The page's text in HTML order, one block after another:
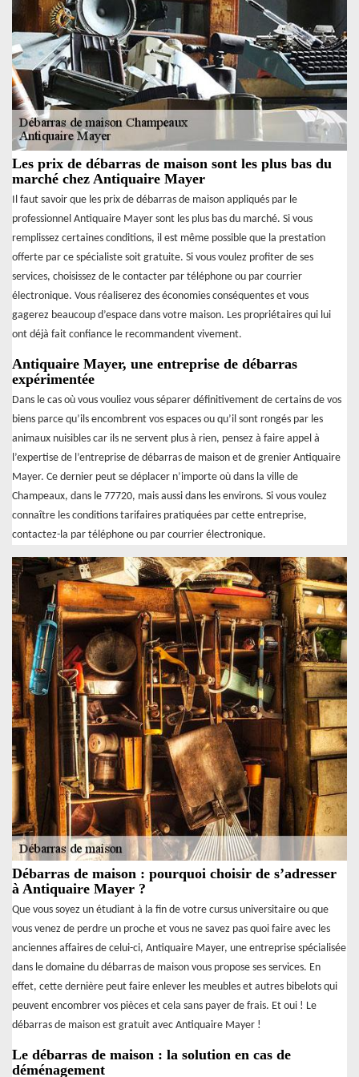
Les prix de débarras de maison sont les plus bas du
marché chez Antiquaire Mayer
Il faut savoir que les prix de débarras de maison appliqués par le
professionnel Antiquaire Mayer sont les plus bas du marché. Si vous
remplissez certaines conditions, il est même possible que la prestation
offerte par ce spécialiste soit gratuite. Si vous voulez profiter de ses
services, choisissez de le contacter par téléphone ou par courrier
électronique. Vous réaliserez des économies conséquentes et vous
gagerez beaucoup d’espace dans votre maison. Les propriétaires qui lui
ont déjà fait confiance le recommandent vivement.
Antiquaire Mayer, une entreprise de débarras
expérimentée
Dans le cas où vous vouliez vous séparer définitivement de certains de vos
biens parce qu’ils encombrent vos espaces ou qu’il sont rongés par les
animaux nuisibles car ils ne servent plus à rien, pensez à faire appel à
l’expertise de l’entreprise de débarras de maison et de grenier Antiquaire
Mayer. Ce dernier peut se déplacer n’importe où dans la ville de
Champeaux, dans le 77720, mais aussi dans les environs. Si vous voulez
connaître les conditions tarifaires pratiquées par cette entreprise,
contactez-la par téléphone ou par courrier électronique.
Débarras de maison : pourquoi choisir de s’adresser
à Antiquaire Mayer ?
Que vous soyez un étudiant à la fin de votre cursus universitaire ou que
vous venez de perdre un proche et vous ne savez pas quoi faire avec les
anciennes affaires de celui-ci, Antiquaire Mayer, une entreprise spécialisée
dans le domaine du débarras de maison vous propose ses services. En
effet, cette dernière peut faire enlever les meubles et autres bibelots qui
peuvent encombrer vos pièces et cela sans payer de frais. Et oui ! Le
débarras de maison est gratuit avec Antiquaire Mayer !
Le débarras de maison : la solution en cas de
déménagement